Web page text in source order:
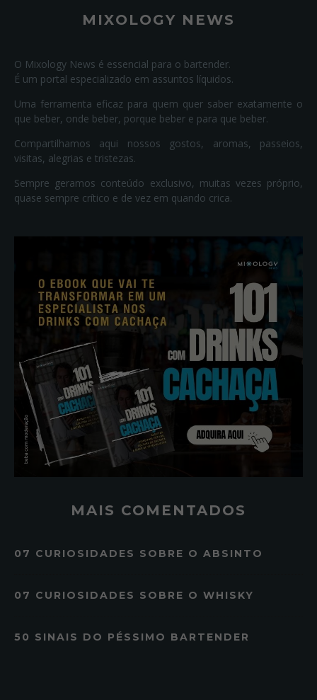
MIXOLOGY NEWS
O Mixology News é essencial para o bartender.
É um portal especializado em assuntos líquidos.
Uma ferramenta eficaz para quem quer saber exatamente o
que beber, onde beber, porque beber e para que beber.
Compartilhamos aqui nossos gostos, aromas, passeios,
visitas, alegrias e tristezas.
Sempre geramos conteúdo exclusivo, muitas vezes próprio,
quase sempre crítico e de vez em quando crica.
MAIS COMENTADOS
07 CURIOSIDADES SOBRE O ABSINTO
07 CURIOSIDADES SOBRE O WHISKY
50 SINAIS DO PÉSSIMO BARTENDER